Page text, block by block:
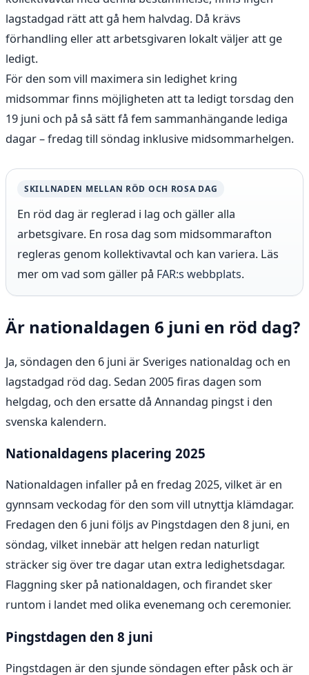
lagstadgad rätt att gå hem halvdag. Då krävs
förhandling eller att arbetsgivaren lokalt väljer att ge
ledigt.
För den som vill maximera sin ledighet kring
midsommar finns möjligheten att ta ledigt torsdag den
19 juni och på så sätt få fem sammanhängande lediga
dagar – fredag till söndag inklusive midsommarhelgen.
SKILLNADEN MELLAN RÖD OCH ROSA DAG
En röd dag är reglerad i lag och gäller alla
arbetsgivare. En rosa dag som midsommarafton
regleras genom kollektivavtal och kan variera. Läs
mer om vad som gäller på FAR:s webbplats.
Är nationaldagen 6 juni en röd dag?
Ja, söndagen den 6 juni är Sveriges nationaldag och en
lagstadgad röd dag. Sedan 2005 firas dagen som
helgdag, och den ersatte då Annandag pingst i den
svenska kalendern.
Nationaldagens placering 2025
Nationaldagen infaller på en fredag 2025, vilket är en
gynnsam veckodag för den som vill utnyttja klämdagar.
Fredagen den 6 juni följs av Pingstdagen den 8 juni, en
söndag, vilket innebär att helgen redan naturligt
sträcker sig över tre dagar utan extra ledighetsdagar.
Flaggning sker på nationaldagen, och firandet sker
runtom i landet med olika evenemang och ceremonier.
Pingstdagen den 8 juni
Pingstdagen är den sjunde söndagen efter påsk och är